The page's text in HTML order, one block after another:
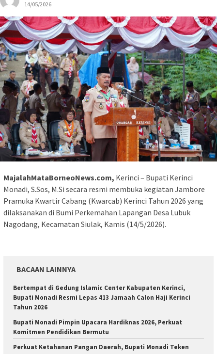
14/05/2026
MajalahMataBorneoNews.com, Kerinci – Bupati Kerinci
Monadi, S.Sos, M.Si secara resmi membuka kegiatan Jambore
Pramuka Kwartir Cabang (Kwarcab) Kerinci Tahun 2026 yang
dilaksanakan di Bumi Perkemahan Lapangan Desa Lubuk
Nagodang, Kecamatan Siulak, Kamis (14/5/2026).
BACAAN LAINNYA
Bertempat di Gedung Islamic Center Kabupaten Kerinci,
Bupati Monadi Resmi Lepas 413 Jamaah Calon Haji Kerinci
Tahun 2026
Bupati Monadi Pimpin Upacara Hardiknas 2026, Perkuat
Komitmen Pendidikan Bermutu
Perkuat Ketahanan Pangan Daerah, Bupati Monadi Teken